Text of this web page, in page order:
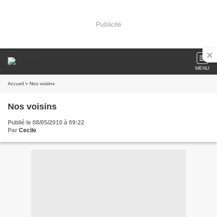
Publicité
MENU
Accueil » Nos voisins
Nos voisins
Publié le 08/05/2010 à 09:22
Par Cecile